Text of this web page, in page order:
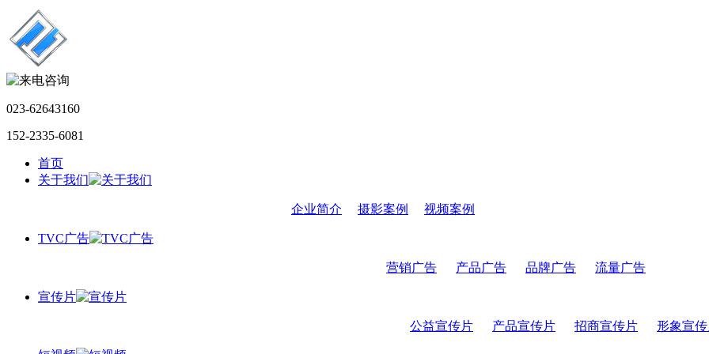
023-62643160
152-2335-6081
首页
关于我们
企业简介 摄影案例 视频案例
TVC广告
营销广告 产品广告 品牌广告 流量广告
宣传片
公益宣传片 产品宣传片 招商宣传片 形象宣